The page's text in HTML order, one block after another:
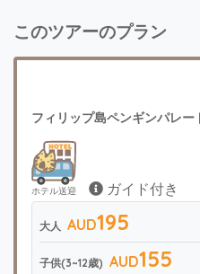
このツアーのプラン
フィリップ島ペンギンパレ
ホテル送迎 ガイド付き
大人 AUD195
子供(3~12歳) AUD155